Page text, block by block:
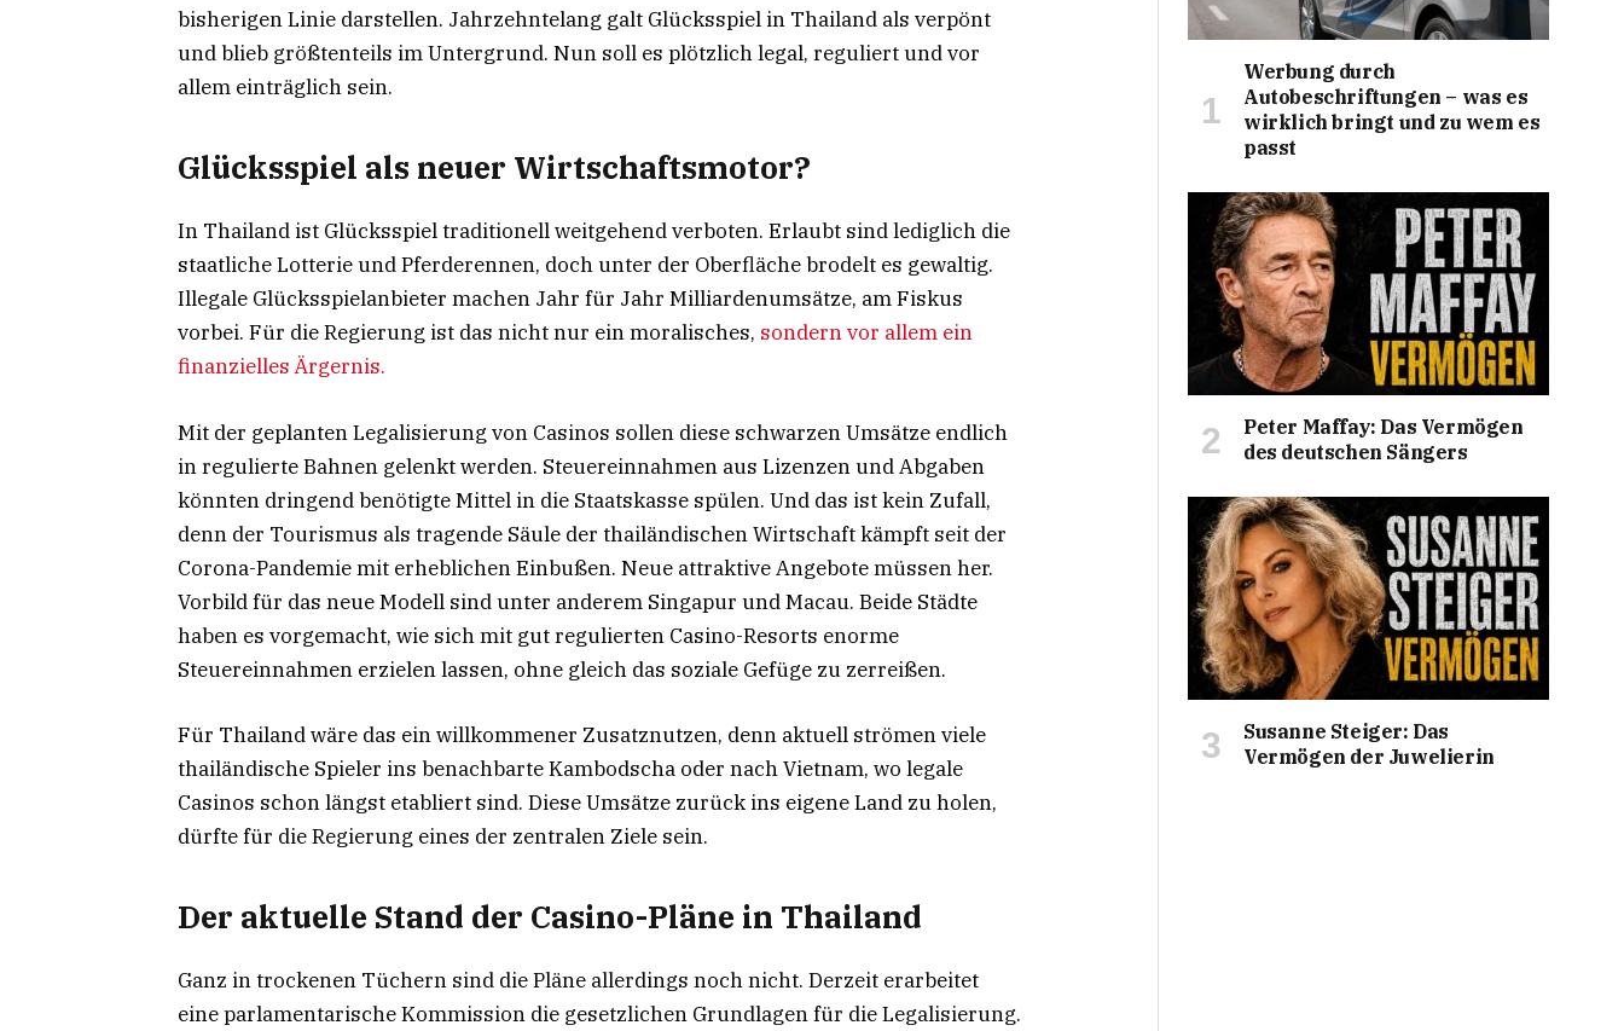
bisherigen Linie darstellen. Jahrzehntelang galt Glücksspiel in Thailand als verpönt
und blieb größtenteils im Untergrund. Nun soll es plötzlich legal, reguliert und vor
allem einträglich sein.
Glücksspiel als neuer Wirtschaftsmotor?
In Thailand ist Glücksspiel traditionell weitgehend verboten. Erlaubt sind lediglich die
staatliche Lotterie und Pferderennen, doch unter der Oberfläche brodelt es gewaltig.
Illegale Glücksspielanbieter machen Jahr für Jahr Milliardenumsätze, am Fiskus
vorbei. Für die Regierung ist das nicht nur ein moralisches, sondern vor allem ein
finanzielles Ärgernis.
Mit der geplanten Legalisierung von Casinos sollen diese schwarzen Umsätze endlich
in regulierte Bahnen gelenkt werden. Steuereinnahmen aus Lizenzen und Abgaben
könnten dringend benötigte Mittel in die Staatskasse spülen. Und das ist kein Zufall,
denn der Tourismus als tragende Säule der thailändischen Wirtschaft kämpft seit der
Corona-Pandemie mit erheblichen Einbußen. Neue attraktive Angebote müssen her.
Vorbild für das neue Modell sind unter anderem Singapur und Macau. Beide Städte
haben es vorgemacht, wie sich mit gut regulierten Casino-Resorts enorme
Steuereinnahmen erzielen lassen, ohne gleich das soziale Gefüge zu zerreißen.
Für Thailand wäre das ein willkommener Zusatznutzen, denn aktuell strömen viele
thailändische Spieler ins benachbarte Kambodscha oder nach Vietnam, wo legale
Casinos schon längst etabliert sind. Diese Umsätze zurück ins eigene Land zu holen,
dürfte für die Regierung eines der zentralen Ziele sein.
Der aktuelle Stand der Casino-Pläne in Thailand
Ganz in trockenen Tüchern sind die Pläne allerdings noch nicht. Derzeit erarbeitet
eine parlamentarische Kommission die gesetzlichen Grundlagen für die Legalisierung.
Werbung durch
Autobeschriftungen – was es
wirklich bringt und zu wem es
passt
Peter Maffay: Das Vermögen
des deutschen Sängers
Susanne Steiger: Das
Vermögen der Juwelierin